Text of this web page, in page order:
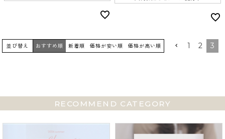
並び替え おすすめ順 新着順 価格が安い順 価格が高い順 1 2 3
RECOMMEND CATEGORY